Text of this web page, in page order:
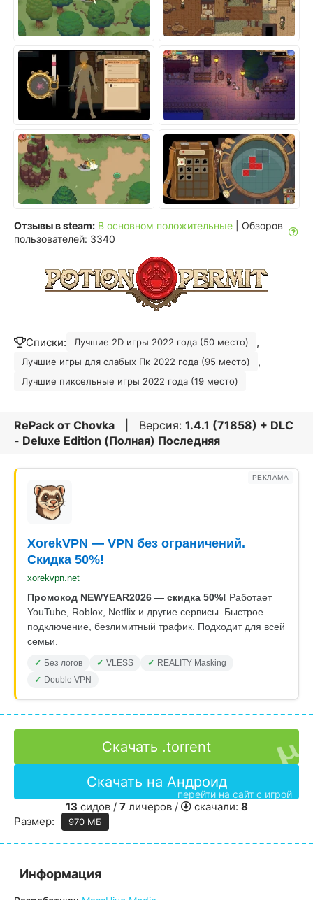
Отзывы в steam: В основном положительные
| Обзоров
пользователей: 3340
Списки: Лучшие 2D игры 2022 года (50 место) ,
Лучшие игры для слабых Пк 2022 года (95 место) ,
Лучшие пиксельные игры 2022 года (19 место)
RePack от Chovka | Версия: 1.4.1 (71858) + DLC
- Deluxe Edition (Полная) Последняя
РЕКЛАМА
XorekVPN — VPN без ограничений.
Скидка 50%!
xorekvpn.net
Промокод NEWYEAR2026 — скидка 50%! Работает
YouTube, Roblox, Netflix и другие сервисы. Быстрое
подключение, безлимитный трафик. Подходит для всей
семьи.
Без логов VLESS
REALITY Masking
Double VPN
Скачать .torrent
Скачать на Андроид
перейти на сайт с игрой
13 сидов / 7личеров / скачали: 8
Размер:
970 МБ
Информация